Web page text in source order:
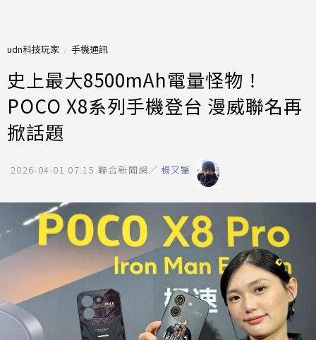
udn科技玩家 手機通訊
史上最大8500mAh電量怪物！
POCO X8系列手機登台 漫威聯名再
掀話題
2026-04-01 07:15 聯合新聞網／ 楊又肇